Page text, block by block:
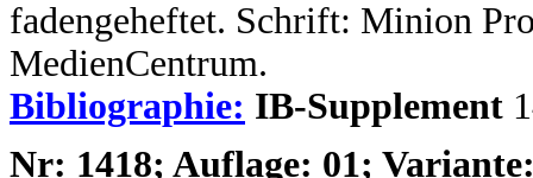
fadengeheftet. Schrift: Minion
MedienCentrum.
Bibliographie: IB-Supplement
Nr: 1418; Auflage: 01;